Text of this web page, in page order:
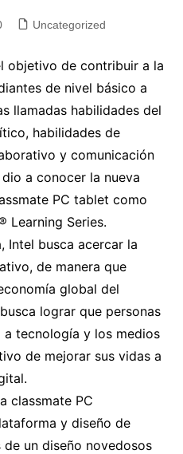
Uncategorized
objetivo de contribuir a la
de nivel básico a
llamadas habilidades del
habilidades de
y comunicación
a conocer la nueva
PC tablet como
Learning Series.
Intel busca acercar la
de manera que
global del
lograr que personas
tecnología y los medios
de mejorar sus vidas a
classmate PC
y diseño de
un diseño novedosos